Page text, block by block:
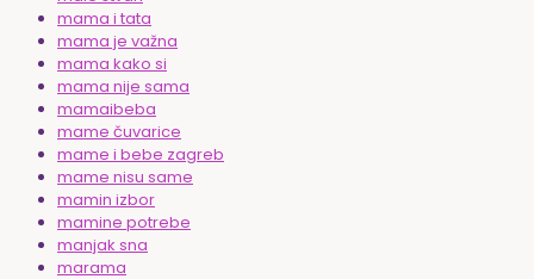
mama i tata
mama je važna
mama kako si
mama nije sama
mamaibeba
mame čuvarice
mame i bebe zagreb
mame nisu same
mamin izbor
mamine potrebe
manjak sna
marama